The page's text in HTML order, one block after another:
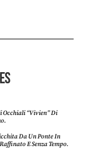
Occhiali “Vivien” Di
Da Un Ponte In
E Senza Tempo.